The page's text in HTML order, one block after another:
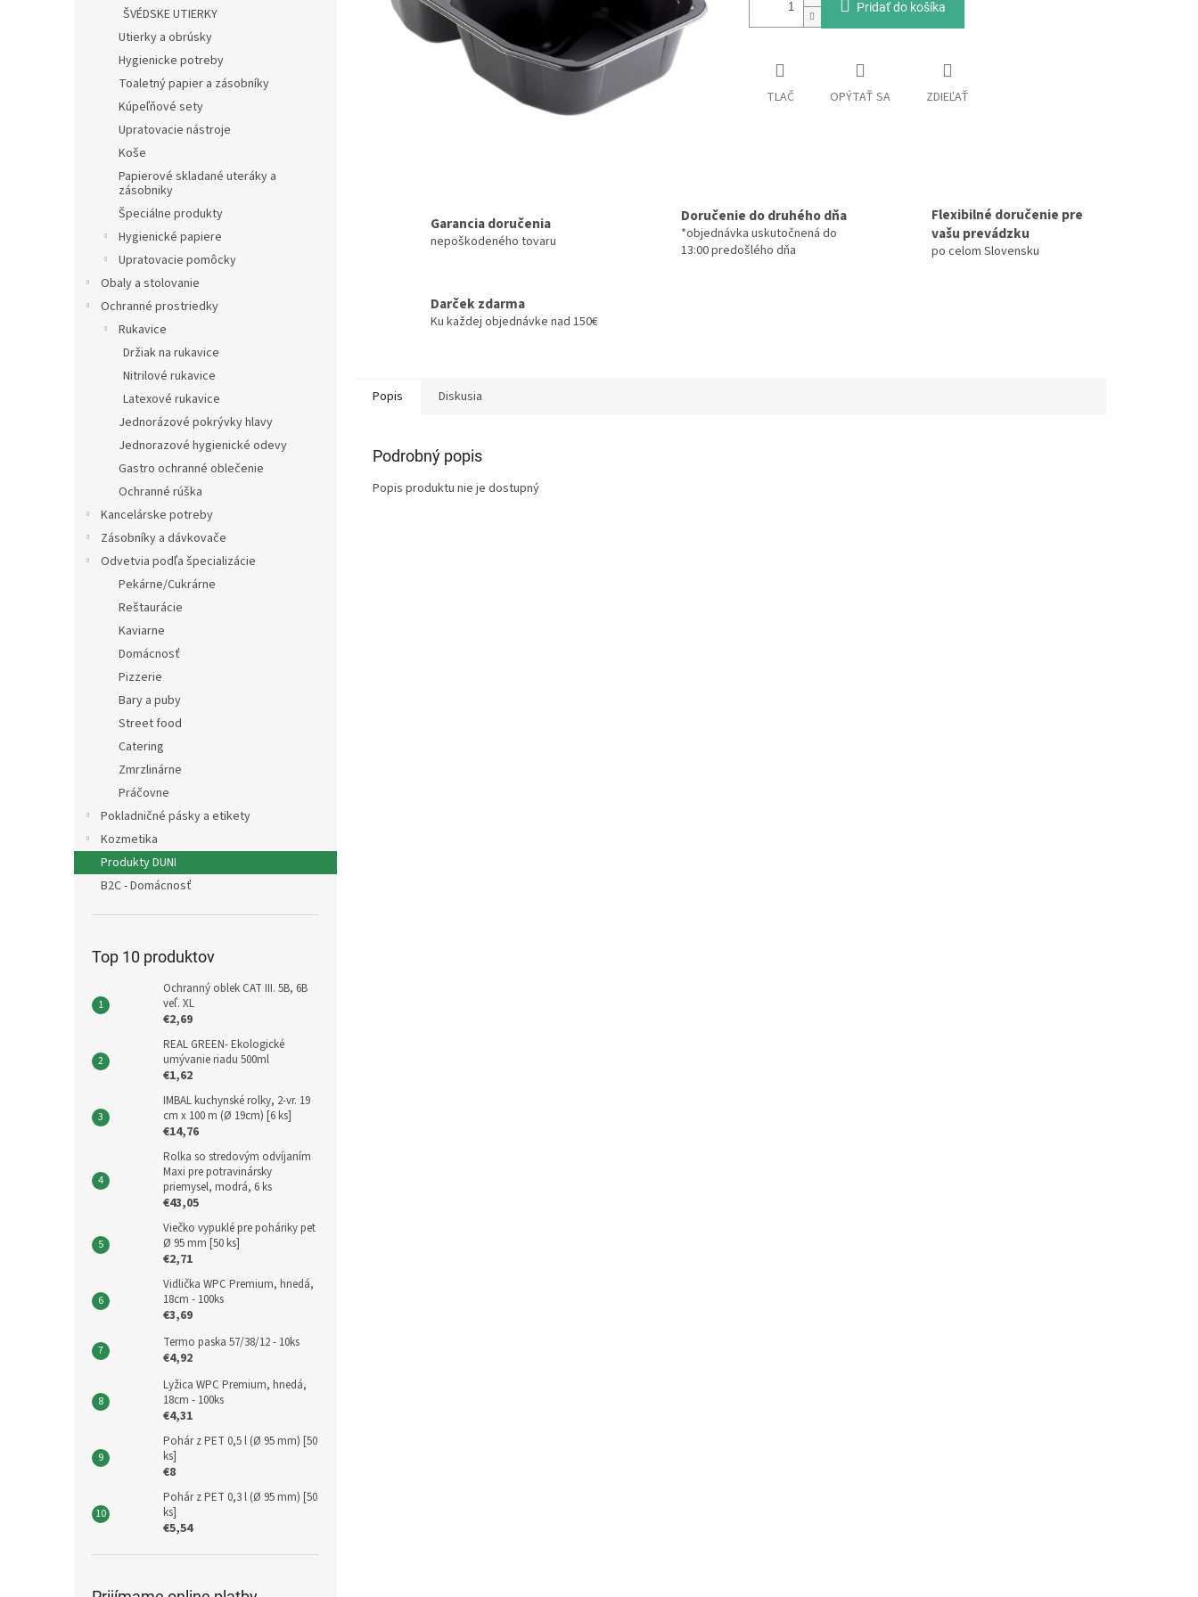
ŠVÉDSKE UTIERKY
Utierky a obrúsky
Hygienicke potreby
Toaletný papier a zásobníky
Kúpeľňové sety
Upratovacie nástroje
Koše
Papierové skladané uteráky a
zásobniky
Špeciálne produkty
Hygienické papiere
Upratovacie pomôcky
Obaly a stolovanie
Ochranné prostriedky
Rukavice
Držiak na rukavice
Nitrilové rukavice
Latexové rukavice
Jednorázové pokrývky hlavy
Jednorazové hygienické odevy
Gastro ochranné oblečenie
Ochranné rúška
Kancelárske potreby
Zásobníky a dávkovače
Odvetvia podľa špecializácie
Pekárne/Cukrárne
Reštaurácie
Kaviarne
Domácnosť
Pizzerie
Bary a puby
Street food
Catering
Zmrzlinárne
Práčovne
Pokladničné pásky a etikety
Kozmetika
Produkty DUNI
B2C - Domácnosť
Top 10 produktov
Ochranný oblek CAT III. 5B, 6B
veľ. XL
€2,69
REAL GREEN- Ekologické
umývanie riadu 500ml
€1,62
IMBAL kuchynské rolky, 2-vr. 19
cm x 100 m (Ø 19cm) [6 ks]
€14,76
Rolka so stredovým odvíjaním
Maxi pre potravinársky
priemysel, modrá, 6 ks
€43,05
Viečko vypuklé pre poháriky pet
Ø 95 mm [50 ks]
€2,71
Vidlička WPC Premium, hnedá,
18cm - 100ks
€3,69
Termo paska 57/38/12 - 10ks
€4,92
Lyžica WPC Premium, hnedá,
18cm - 100ks
€4,31
Pohár z PET 0,5 l (Ø 95 mm) [50
ks]
€8
Pohár z PET 0,3 l (Ø 95 mm) [50
ks]
€5,54
Pridať do košíka
TLAČ OPÝTAŤ SA ZDIEĽAŤ
Garancia doručenia
nepoškodeného tovaru
Doručenie do druhého dňa
*objednávka uskutočnená do
13:00 predošlého dňa
Flexibilné doručenie pre
vašu prevádzku
po celom Slovensku
Darček zdarma
Ku každej objednávke nad 150€
Popis Diskusia
Podrobný popis
Popis produktu nie je dostupný